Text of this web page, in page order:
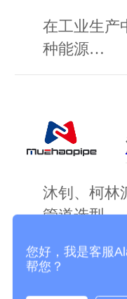
在工业生产
种能源…
沐钊、柯林
管道选型…
您好，我是客服
帮您？